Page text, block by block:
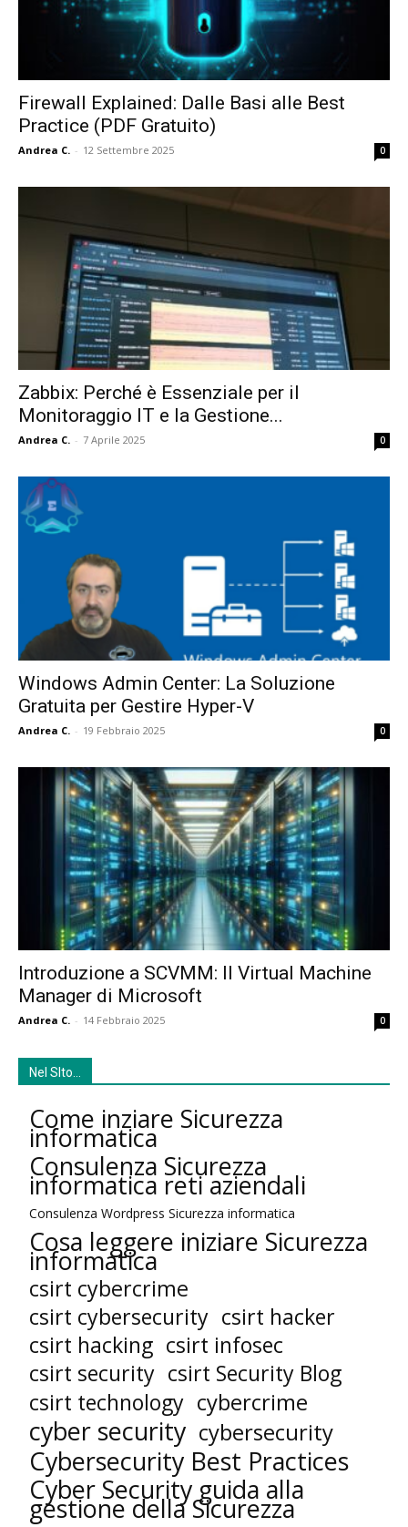
Firewall Explained: Dalle Basi alle Best
Practice (PDF Gratuito)
Andrea C. - 12 Settembre 2025 0
Zabbix: Perché è Essenziale per il
Monitoraggio IT e la Gestione...
Andrea C. - 7 Aprile 2025 0
Windows Admin Center: La Soluzione
Gratuita per Gestire Hyper-V
Andrea C. - 19 Febbraio 2025 0
Introduzione a SCVMM: Il Virtual Machine
Manager di Microsoft
Andrea C. - 14 Febbraio 2025 0
Nel SIto…
Come inziare Sicurezza
informatica
Consulenza Sicurezza
informatica reti aziendali
Consulenza Wordpress Sicurezza informatica
Cosa leggere iniziare Sicurezza
informatica
csirt cybercrime
csirt cybersecurity csirt hacker
csirt hacking csirt infosec
csirt security csirt Security Blog
csirt technology cybercrime
cyber security cybersecurity
Cybersecurity Best Practices
Cyber Security guida alla
gestione della Sicurezza